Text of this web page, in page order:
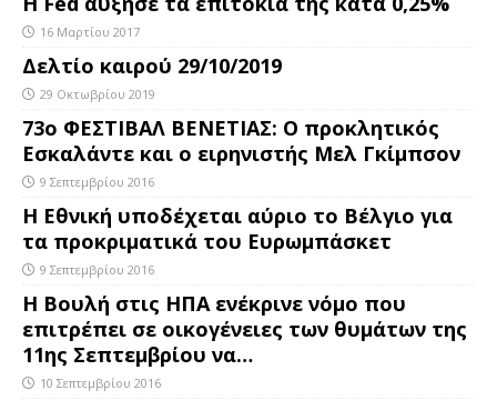
16 Μαρτίου 2017
Δελτίο καιρού 29/10/2019
29 Οκτωβρίου 2019
73ο ΦΕΣΤΙΒΑΛ ΒΕΝΕΤΙΑΣ: Ο προκλητικός
Εσκαλάντε και ο ειρηνιστής Μελ Γκίμπσον
9 Σεπτεμβρίου 2016
Η Εθνική υποδέχεται αύριο το Βέλγιο για
τα προκριματικά του Ευρωμπάσκετ
9 Σεπτεμβρίου 2016
Η Βουλή στις ΗΠΑ ενέκρινε νόμο που
επιτρέπει σε οικογένειες των θυμάτων της
11ης Σεπτεμβρίου να…
10 Σεπτεμβρίου 2016